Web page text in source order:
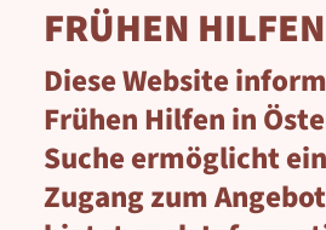
FRÜHEN HILFEN
Diese Website
Frühen Hilfen in
Suche ermöglicht
Zugang zum